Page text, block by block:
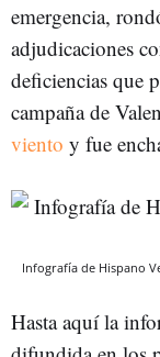
emergencia,
adjudicaciones
deficiencias que
campaña de
viento y fue
Infografía de Hispano
Hasta aquí la